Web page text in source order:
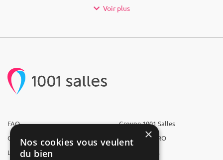
Voir plus
FAQ
Qui sommes-nous ?
L'équipe
Groupe 1001 Salles
1001 Salles PRO
1001 Traiteurs
×
Nos cookies vous veulent
du bien